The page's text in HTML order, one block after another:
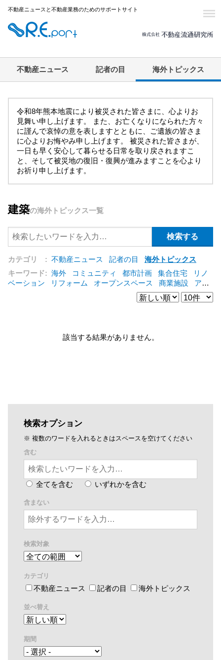
不動産ニュースと不動産業務のためのサポートサイト
不動産ニュース 記者の目 海外トピックス
令和8年熊本地震により被災された皆さまに、心よりお
見舞い申し上げます。 また、お亡くなりになられた方々
に謹んで哀悼の意を表しますとともに、ご遺族の皆さま
に心よりお悔やみ申し上げます。 被災された皆さまが、
一日も早く安心して暮らせる日常を取り戻されますこ
と、そして被災地の復旧・復興が進みますことを心より
お祈り申し上げます。
建築の海外トピックス一覧
カテゴリ : 不動産ニュース 記者の目
海外トピックス
キーワード: 海外 コミュニティ 都市計画 集合住宅
リノ
ベーション
リフォーム オープンスペース 商業施設
アパ
エネルギー
新型コロ
コンバージョン
都市再生
該当する結果がありません。
検索オプション
※ 複数のワードを入れるときはスペースを空けてください
含む
全てを含む いずれかを含む
含まない
検索対象
カテゴリ
不動産ニュース 記者の目 海外トピックス
並べ替え
期間